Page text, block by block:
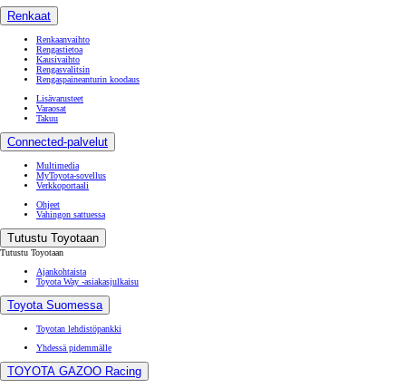
Renkaat
Renkaanvaihto
Rengastietoa
Kausivaihto
Rengasvalitsin
Rengaspaineanturin koodaus
Lisävarusteet
Varaosat
Takuu
Connected-palvelut
Multimedia
MyToyota-sovellus
Verkkoportaali
Ohjeet
Vahingon sattuessa
Tutustu Toyotaan
Tutustu Toyotaan
Ajankohtaista
Toyota Way -asiakasjulkaisu
Toyota Suomessa
Toyotan lehdistöpankki
Yhdessä pidemmälle
TOYOTA GAZOO Racing